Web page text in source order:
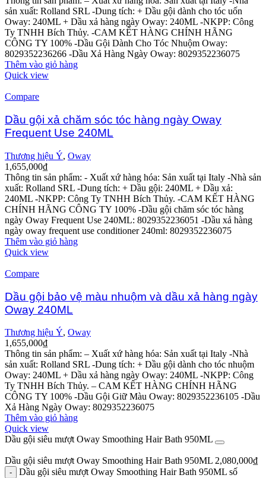
sản xuất: Rolland SRL -Dung tích: + Dầu gội dành cho tóc uốn
Oway: 240ML + Dầu xả hàng ngày Oway: 240ML -NKPP: Công
Ty TNHH Bích Thủy. -CAM KẾT HÀNG CHÍNH HÃNG
CÔNG TY 100% -Dầu Gội Dành Cho Tóc Nhuộm Oway:
8029352236266 -Dầu Xả Hàng Ngày Oway: 8029352236075
Thêm vào giỏ hàng
Quick view
Compare
Dầu gội xả chăm sóc tóc hàng ngày Oway
Frequent Use 240ML
Thương hiệu Ý, Oway
1,655,000₫
Thông tin sản phẩm: - Xuất xứ hàng hóa: Sản xuất tại Italy -Nhà sản
xuất: Rolland SRL -Dung tích: + Dầu gội: 240ML + Dầu xả:
240ML -NKPP: Công Ty TNHH Bích Thủy. -CAM KẾT HÀNG
CHÍNH HÃNG CÔNG TY 100% -Dầu gội chăm sóc tóc hàng
ngày Oway Frequent Use 240ML: 8029352236051 -Dầu xả hàng
ngày oway frequent use conditioner 240ml: 8029352236075
Thêm vào giỏ hàng
Quick view
Compare
Dầu gội bảo vệ màu nhuộm và dầu xả hàng ngày
Oway 240ML
Thương hiệu Ý, Oway
1,655,000₫
Thông tin sản phẩm: – Xuất xứ hàng hóa: Sản xuất tại Italy -Nhà
sản xuất: Rolland SRL -Dung tích: + Dầu gội dành cho tóc nhuộm
Oway: 240ML + Dầu xả hàng ngày Oway: 240ML -NKPP: Công
Ty TNHH Bích Thủy. – CAM KẾT HÀNG CHÍNH HÃNG
CÔNG TY 100% -Dầu Gội Giữ Màu Oway: 8029352236105 -Dầu
Xả Hàng Ngày Oway: 8029352236075
Thêm vào giỏ hàng
Quick view
Dầu gội siêu mượt Oway Smoothing Hair Bath 950ML
Dầu gội siêu mượt Oway Smoothing Hair Bath 950ML 2,080,000₫
Dầu gội siêu mượt Oway Smoothing Hair Bath 950ML số